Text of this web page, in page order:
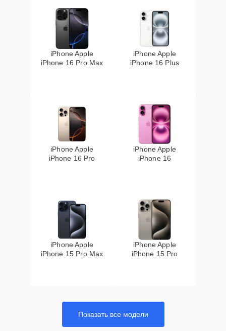
iPhone Apple
iPhone 16 Pro Max
iPhone Apple
iPhone 16 Plus
iPhone Apple
iPhone 16 Pro
iPhone Apple
iPhone 16
iPhone Apple
iPhone 15 Pro Max
iPhone Apple
iPhone 15 Pro
Показать все модели